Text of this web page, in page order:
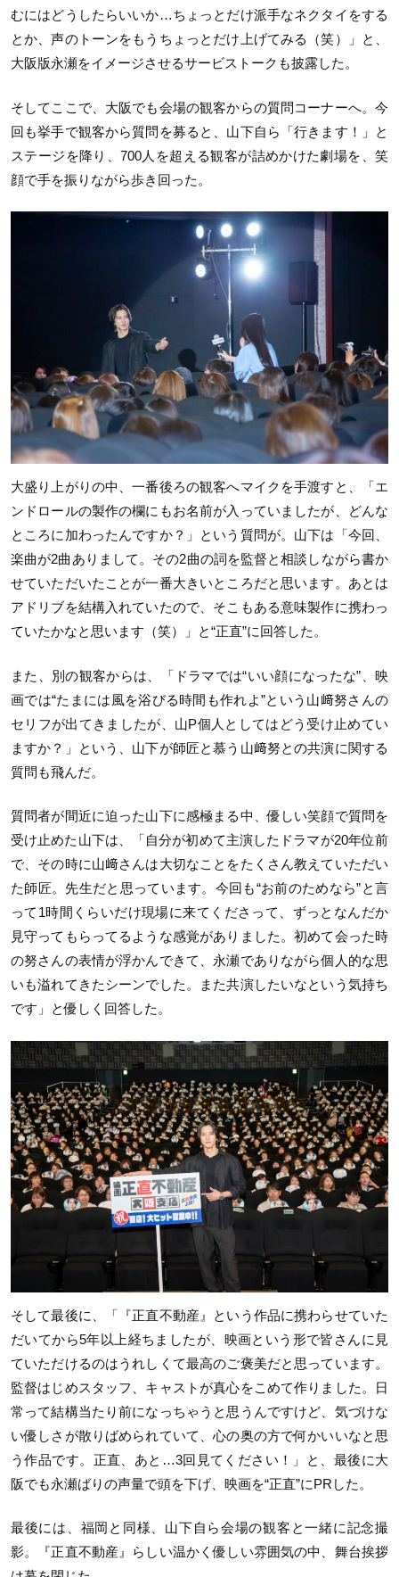
むにはどうしたらいいか…ちょっとだけ派手なネクタイをする
とか、声のトーンをもうちょっとだけ上げてみる（笑）」と、
大阪版永瀬をイメージさせるサービストークも披露した。
そしてここで、大阪でも会場の観客からの質問コーナーへ。今
回も挙手で観客から質問を募ると、山下自ら「行きます！」と
ステージを降り、700人を超える観客が詰めかけた劇場を、笑
顔で手を振りながら歩き回った。
大盛り上がりの中、一番後ろの観客へマイクを手渡すと、「エ
ンドロールの製作の欄にもお名前が入っていましたが、どんな
ところに加わったんですか？」という質問が。山下は「今回、
楽曲が2曲ありまして。その2曲の詞を監督と相談しながら書か
せていただいたことが一番大きいところだと思います。あとは
アドリブを結構入れていたので、そこもある意味製作に携わっ
ていたかなと思います（笑）」と“正直”に回答した。
また、別の観客からは、「ドラマでは“いい顔になったな”、映
画では“たまには風を浴びる時間も作れよ”という山﨑努さんの
セリフが出てきましたが、山P個人としてはどう受け止めてい
ますか？」という、山下が師匠と慕う山﨑努との共演に関する
質問も飛んだ。
質問者が間近に迫った山下に感極まる中、優しい笑顔で質問を
受け止めた山下は、「自分が初めて主演したドラマが20年位前
で、その時に山﨑さんは大切なことをたくさん教えていただい
た師匠。先生だと思っています。今回も“お前のためなら”と言
って1時間くらいだけ現場に来てくださって、ずっとなんだか
見守ってもらってるような感覚がありました。初めて会った時
の努さんの表情が浮かんできて、永瀬でありながら個人的な思
いも溢れてきたシーンでした。また共演したいなという気持ち
です」と優しく回答した。
そして最後に、「『正直不動産』という作品に携わらせていた
だいてから5年以上経ちましたが、映画という形で皆さんに見
ていただけるのはうれしくて最高のご褒美だと思っています。
監督はじめスタッフ、キャストが真心をこめて作りました。日
常って結構当たり前になっちゃうと思うんですけど、気づけな
い優しさが散りばめられていて、心の奥の方で何かいいなと思
う作品です。正直、あと…3回見てください！」と、最後に大
阪でも永瀬ばりの声量で頭を下げ、映画を“正直”にPRした。
最後には、福岡と同様、山下自ら会場の観客と一緒に記念撮
影。『正直不動産』らしい温かく優しい雰囲気の中、舞台挨拶